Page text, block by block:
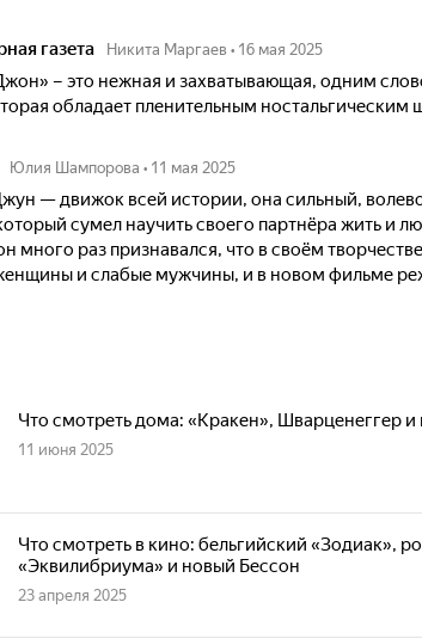
газета Никита Маргаев • 16 мая 2025
– это нежная и захватывающая, одним
обладает пленительным ностальгическим
Юлия Шампорова • 11 мая 2025
— движок всей истории, она сильный,
сумел научить своего партнёра жить и
много раз признавался, что в своём
и слабые мужчины, и в новом фильме
Что смотреть дома: «Кракен», Шварценеггер
11 июня 2025
Что смотреть в кино: бельгийский «Зодиак»,
«Эквилибриума» и новый Бессон
23 апреля 2025